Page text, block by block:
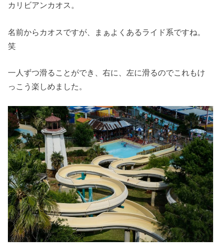
カリビアンカオス。
名前からカオスですが、まぁよくあるライド系ですね。
笑
一人ずつ滑ることができ、右に、左に滑るのでこれもけ
っこう楽しめました。